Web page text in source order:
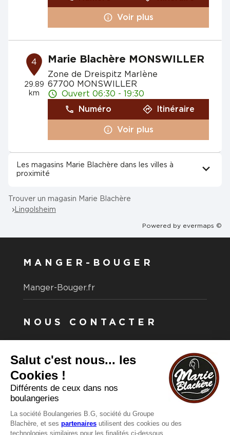
Voir plus
4
29.89
km
Marie Blachère MONSWILLER
Zone de Dreispitz Marlène
67700 MONSWILLER
Ouvert 06:30 - 19:30
Numéro
Itinéraire
Voir plus
Les magasins Marie Blachère dans les villes à
proximité
Trouver un magasin Marie Blachère
Lingolsheim
Powered by evermaps ©
MANGER-BOUGER
Manger-Bouger.fr
NOUS CONTACTER
Vous souhaitez nous contacter ?
Consultez notre FAQ.
FAQ
Recrutement